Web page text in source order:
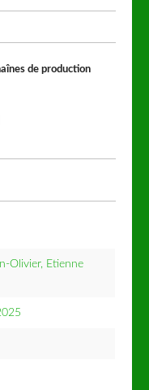
de production
Olivier, Etienne